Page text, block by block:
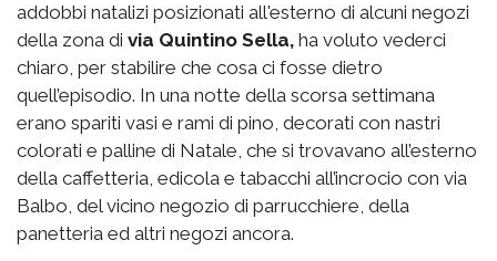
addobbi natalizi posizionati all'esterno di alcuni negozi
della zona di via Quintino Sella, ha voluto vederci
chiaro, per stabilire che cosa ci fosse dietro
quell’episodio. In una notte della scorsa settimana
erano spariti vasi e rami di pino, decorati con nastri
colorati e palline di Natale, che si trovavano all’esterno
della caffetteria, edicola e tabacchi all’incrocio con via
Balbo, del vicino negozio di parrucchiere, della
panetteria ed altri negozi ancora.